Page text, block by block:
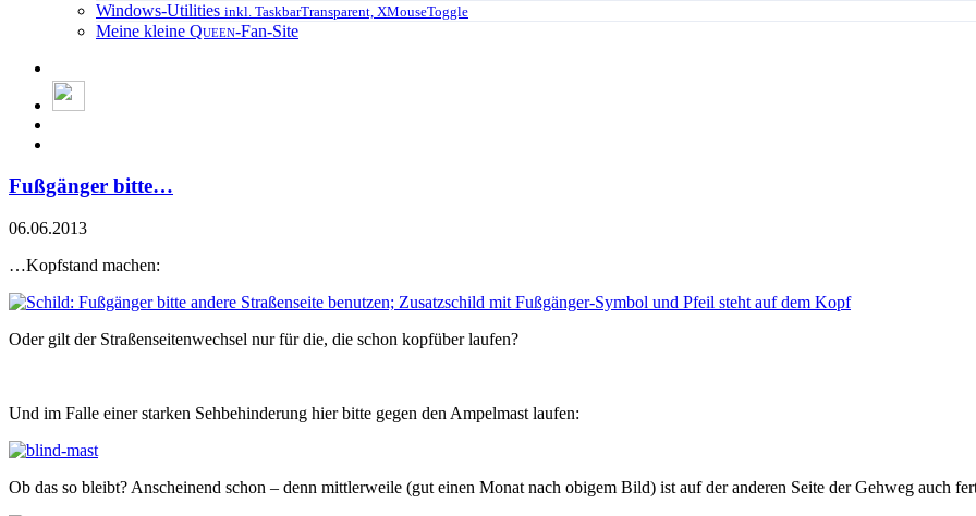
Windows-Utilities inkl. TaskbarTransparent, XMouseToggle
Meine kleine Queen-Fan-Site
Fußgänger bitte…
06.06.2013
…Kopfstand machen:
Oder gilt der Straßenseitenwechsel nur für die, die schon kopfüber laufen?
Und im Falle einer starken Sehbehinderung hier bitte gegen den Ampelmast laufen:
Ob das so bleibt? Anscheinend schon – denn mittlerweile (gut einen Monat nach obigem Bild) ist auf der anderen Seite der Gehweg auch